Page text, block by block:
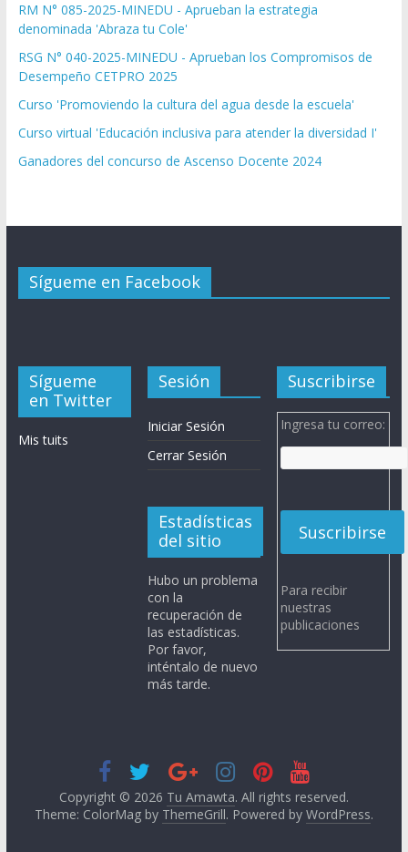
RM N° 085-2025-MINEDU - Aprueban la estrategia
denominada 'Abraza tu Cole'
RSG N° 040-2025-MINEDU - Aprueban los Compromisos de
Desempeño CETPRO 2025
Curso 'Promoviendo la cultura del agua desde la escuela'
Curso virtual 'Educación inclusiva para atender la diversidad I'
Ganadores del concurso de Ascenso Docente 2024
Sígueme en Facebook
Sígueme
en Twitter
Mis tuits
Sesión
Iniciar Sesión
Cerrar Sesión
Estadísticas
del sitio
Hubo un problema
con la
recuperación de
las estadísticas.
Por favor,
inténtalo de nuevo
más tarde.
Suscribirse
Ingresa tu correo:
Para recibir
nuestras
publicaciones
Copyright © 2026 Tu Amawta. All rights reserved.
Theme: ColorMag by ThemeGrill. Powered by WordPress.